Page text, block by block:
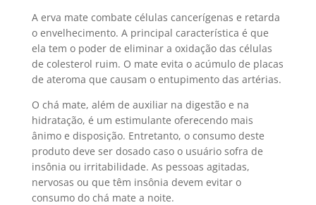
A erva mate combate células cancerígenas e retarda
o envelhecimento. A principal característica é que
ela tem o poder de eliminar a oxidação das células
de colesterol ruim. O mate evita o acúmulo de placas
de ateroma que causam o entupimento das artérias.
O chá mate, além de auxiliar na digestão e na
hidratação, é um estimulante oferecendo mais
ânimo e disposição. Entretanto, o consumo deste
produto deve ser dosado caso o usuário sofra de
insônia ou irritabilidade. As pessoas agitadas,
nervosas ou que têm insônia devem evitar o
consumo do chá mate a noite.